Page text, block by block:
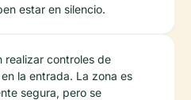
estar en silencio.
realizar controles de
la entrada. La zona es
segura, pero se